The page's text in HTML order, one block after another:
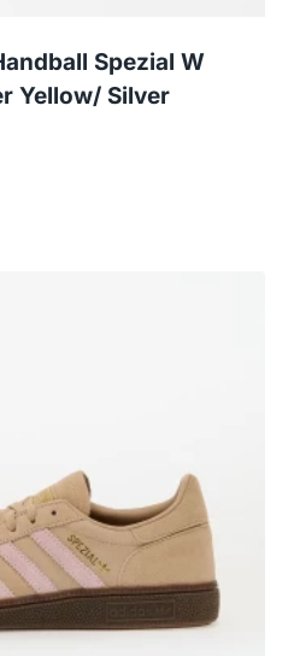
Spezial W
Yellow/ Silver